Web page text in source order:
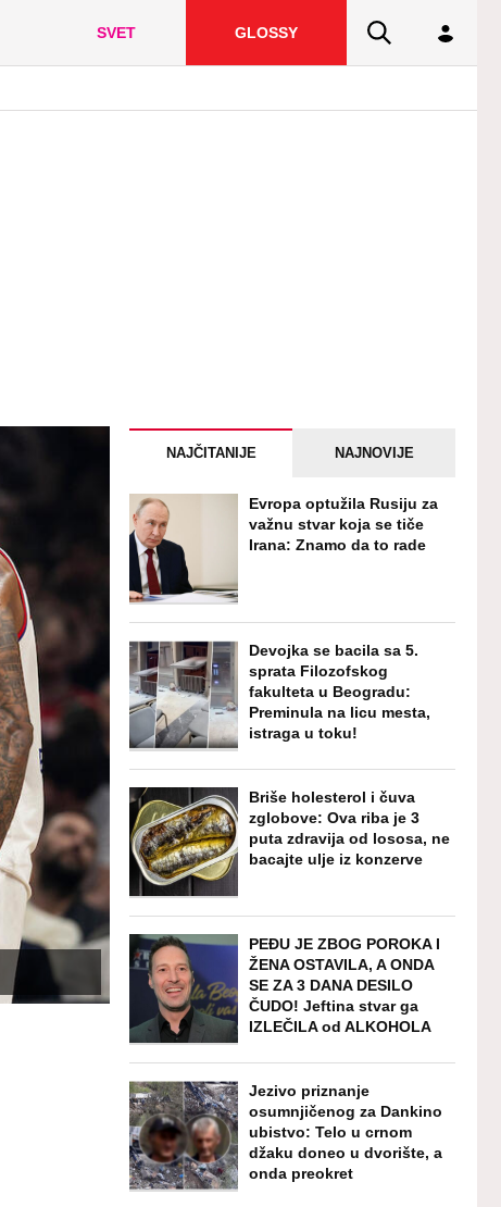
SVET GLOSSY
NAJČITANIJE NAJNOVIJE
Evropa optužila Rusiju za
važnu stvar koja se tiče
Irana: Znamo da to rade
Devojka se bacila sa 5.
sprata Filozofskog
fakulteta u Beogradu:
Preminula na licu mesta,
istraga u toku!
Briše holesterol i čuva
zglobove: Ova riba je 3
puta zdravija od lososa, ne
bacajte ulje iz konzerve
PEĐU JE ZBOG POROKA I
ŽENA OSTAVILA, A ONDA
SE ZA 3 DANA DESILO
ČUDO! Jeftina stvar ga
IZLEČILA od ALKOHOLA
Jezivo priznanje
osumnjičenog za Dankino
ubistvo: Telo u crnom
džaku doneo u dvorište, a
onda preokret